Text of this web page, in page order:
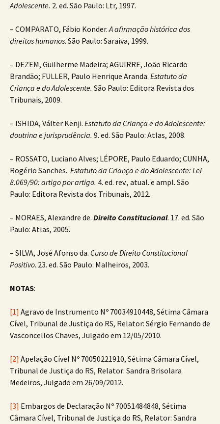
Adolescente. 2. ed. São Paulo: Ltr, 1997.
– COMPARATO, Fábio Konder.A afirmação histórica dos
direitos humanos. São Paulo: Saraiva, 1999.
– DEZEM, Guilherme Madeira; AGUIRRE, João Ricardo
Brandão; FULLER, Paulo Henrique Aranda. Estatuto da
Criança e do Adolescente. São Paulo: Editora Revista dos
Tribunais, 2009.
– ISHIDA, Válter Kenji. Estatuto da Criança e do Adolescente:
doutrina e jurisprudência. 9. ed. São Paulo: Atlas, 2008.
– ROSSATO, Luciano Alves; LÉPORE, Paulo Eduardo; CUNHA,
Rogério Sanches. Estatuto da Criança e do Adolescente: Lei
8.069/90: artigo por artigo. 4. ed. rev., atual. e ampl. São
Paulo: Editora Revista dos Tribunais, 2012.
– MORAES, Alexandre de. Direito Constitucional. 17. ed. São
Paulo: Atlas, 2005.
– SILVA, José Afonso da. Curso de Direito Constitucional
Positivo. 23. ed. São Paulo: Malheiros, 2003.
NOTAS:
[1] Agravo de Instrumento Nº 70034910448, Sétima Câmara
Cível, Tribunal de Justiça do RS, Relator: Sérgio Fernando de
Vasconcellos Chaves, Julgado em 12/05/2010.
[2] Apelação Cível Nº 70050221910, Sétima Câmara Cível,
Tribunal de Justiça do RS, Relator: Sandra Brisolara
Medeiros, Julgado em 26/09/2012.
[3] Embargos de Declaração Nº 70051484848, Sétima
Câmara Cível, Tribunal de Justiça do RS, Relator: Sandra